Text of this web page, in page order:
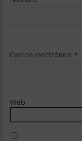
Correo electrónico *
Web